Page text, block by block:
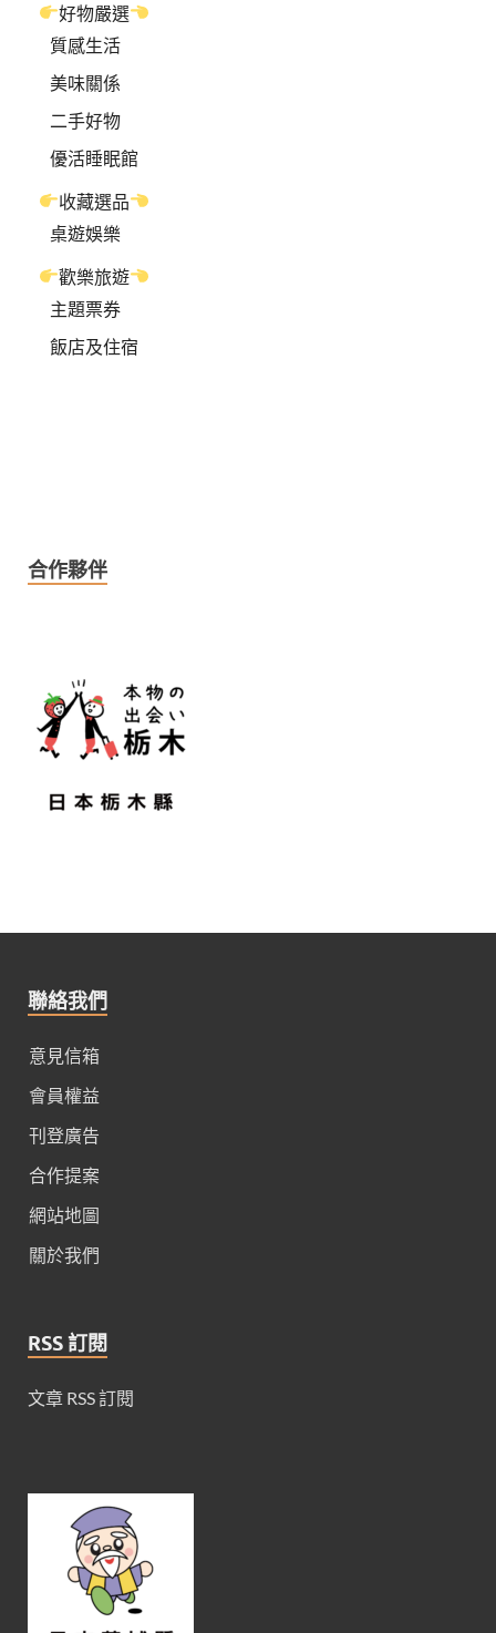
好物嚴選
質感生活
美味關係
二手好物
優活睡眠館
收藏選品
桌遊娛樂
歡樂旅遊
主題票券
飯店及住宿
合作夥伴
聯絡我們
意見信箱
會員權益
刊登廣告
合作提案
網站地圖
關於我們
RSS 訂閱
文章 RSS 訂閱